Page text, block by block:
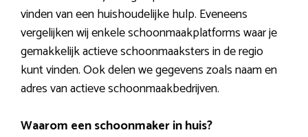
vinden van een huishoudelijke hulp. Eveneens
vergelijken wij enkele schoonmaakplatforms waar je
gemakkelijk actieve schoonmaaksters in de regio
kunt vinden. Ook delen we gegevens zoals naam en
adres van actieve schoonmaakbedrijven.
Waarom een schoonmaker in huis?